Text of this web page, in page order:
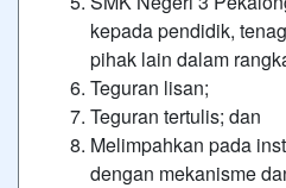
kepada pendidik,
pihak lain dalam
Teguran lisan;
Teguran tertulis; dan
Melimpahkan pada
dengan mekanisme